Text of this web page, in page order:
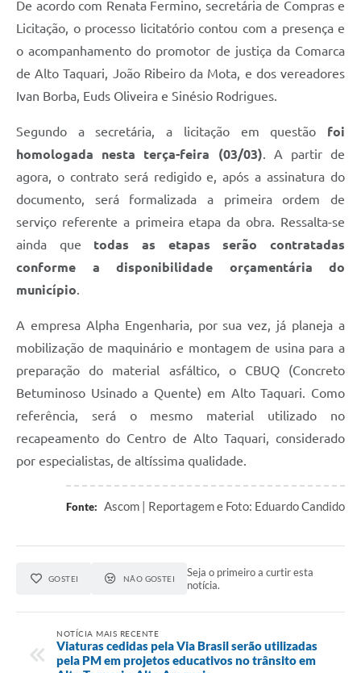
De acordo com Renata Fermino, secretária de Compras e
Licitação, o processo licitatório contou com a presença e
o acompanhamento do promotor de justiça da Comarca
de Alto Taquari, João Ribeiro da Mota, e dos vereadores
Ivan Borba, Euds Oliveira e Sinésio Rodrigues.
Segundo a secretária, a licitação em questão foi
homologada nesta terça-feira (03/03). A partir de
agora, o contrato será redigido e, após a assinatura do
documento, será formalizada a primeira ordem de
serviço referente a primeira etapa da obra. Ressalta-se
ainda que todas as etapas serão contratadas
conforme a disponibilidade orçamentária do
município.
A empresa Alpha Engenharia, por sua vez, já planeja a
mobilização de maquinário e montagem de usina para a
preparação do material asfáltico, o CBUQ (Concreto
Betuminoso Usinado a Quente) em Alto Taquari. Como
referência, será o mesmo material utilizado no
recapeamento do Centro de Alto Taquari, considerado
por especialistas, de altíssima qualidade.
Fonte: Ascom | Reportagem e Foto: Eduardo Candido
GOSTEI NÃO GOSTEI
Seja o primeiro a curtir esta
notícia.
NOTÍCIA MAIS RECENTE
Viaturas cedidas pela Via Brasil serão utilizadas
pela PM em projetos educativos no trânsito em